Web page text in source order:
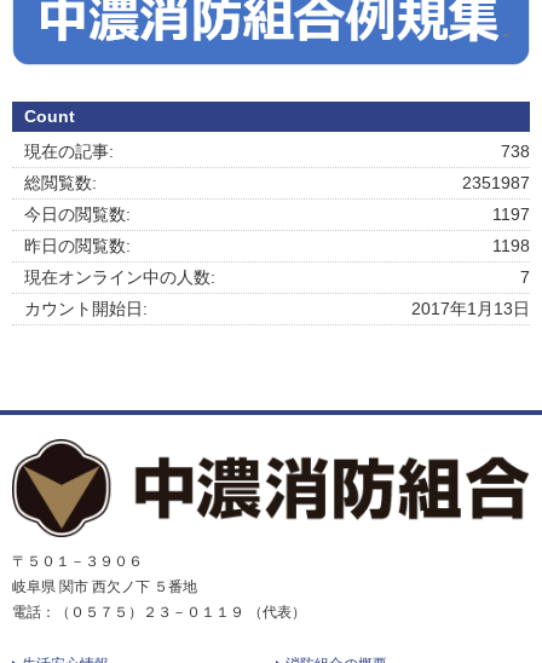
Count
738
現在の記事:
2351987
総閲覧数:
1197
今日の閲覧数:
1198
昨日の閲覧数:
7
現在オンライン中の人数:
2017年1月13日
カウント開始日:
〒５０１－３９０６
岐阜県 関市 西欠ノ下 ５番地
電話：（０５７５）２３－０１１９ （代表）